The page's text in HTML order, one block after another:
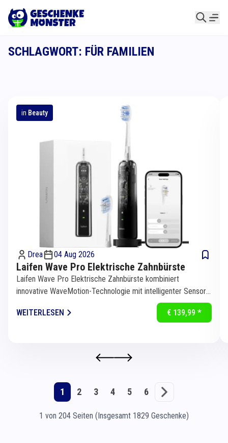
SCHLAGWORT: FÜR FAMILIEN
in Beauty
Drea 04 Aug 2026
Laifen Wave Pro Elektrische Zahnbürste
Laifen Wave Pro Elektrische Zahnbürste kombiniert
innovative WaveMotion-Technologie mit intelligenter Sensorik
WEITERLESEN
€ 139,99 *
1 2 3 4 5 6
1 von 204 Seiten (Insgesamt 1829 Geschenke)